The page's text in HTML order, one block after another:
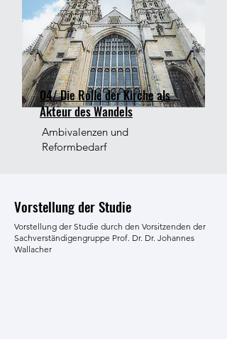
04/ Die Rolle der Kirche als
Akteur des Wandels
Ambivalenzen und
Reformbedarf
Vorstellung der Studie
Vorstellung der Studie durch den Vorsitzenden der
Sachverständigengruppe Prof. Dr. Dr. Johannes
Wallacher